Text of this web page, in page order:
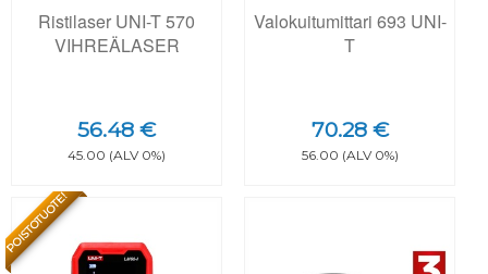
Ristilaser UNI-T 570
VIHREÄLASER
56.48 €
45.00 (ALV 0%)
Valokuitumittari 693 UNI-
T
70.28 €
56.00 (ALV 0%)
POISTOTUOTE!